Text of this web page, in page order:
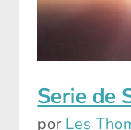
Serie de
por Les